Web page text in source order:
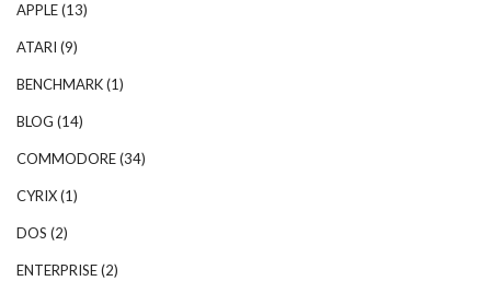
APPLE(13)
ATARI (9)
BENCHMARK(1)
BLOG (14)
COMMODORE(34)
CYRIX(1)
DOS (2)
ENTERPRISE(2)